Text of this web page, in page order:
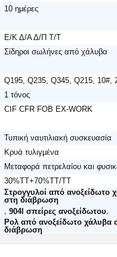
10 ημέρες
Ε/Κ Δ/Α Δ/Π Τ/Τ
Σίδηροι σωλήνες από χάλυβα
Q195, Q235, Q345, Q215, 10#,
1 τόνος
CIF CFR FOB EX-WORK
Τυπική ναυτιλιακή συσκευασία
Κρυά τυλιγμένα
Μεταφορά πετρελαίου και
30%ΤΤ+70%ΤΤ/ΤΤ
Στρογγυλοί από ανοξείδωτο
στη διάβρωση
,904l σπείρες ανοξείδωτου
Ρολ από ανοξείδωτο χάλυβα
διάβρωση